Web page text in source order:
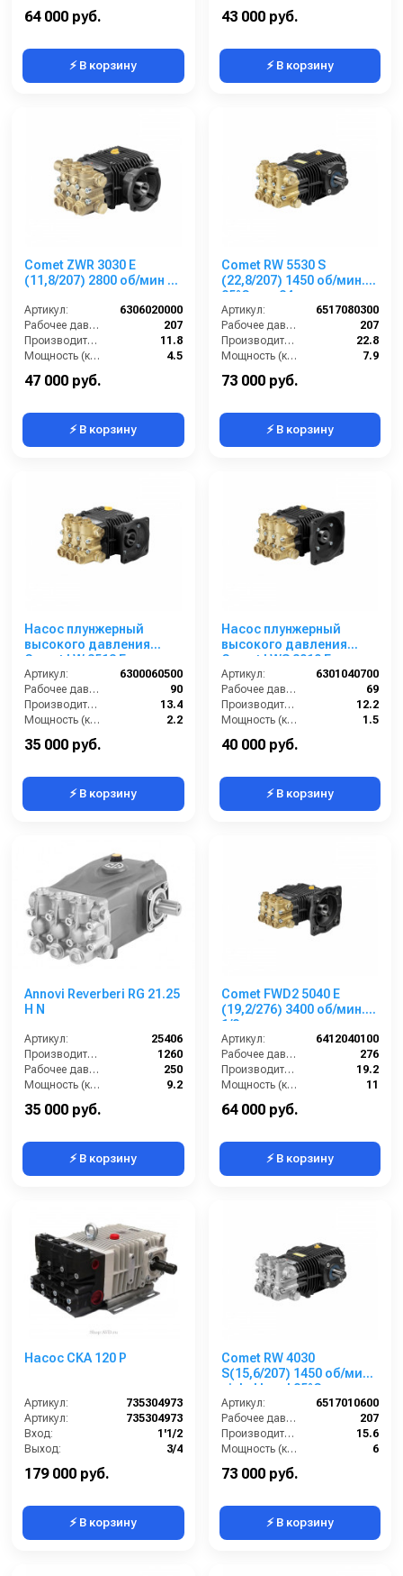
Обороты двигателя (об/мин):
64 000 руб.
⚡ В корзину
Обороты двигателя (об/мин):
43 000 руб.
⚡ В корзину
Comet ZWR 3030 E
(11,8/207) 2800 об/мин 28
Артикул:
6306020000
Рабочее давление (бар):
207
Производительность (л/мин):
11.8
Мощность (кВт):
4.5
Обороты двигателя (об/мин):
47 000 руб.
⚡ В корзину
Comet RW 5530 S
(22,8/207) 1450 об/мин.
85°C вал 24мм
Артикул:
6517080300
Рабочее давление (бар):
207
Производительность (л/мин):
22.8
Мощность (кВт):
7.9
Обороты двигателя (об/мин):
73 000 руб.
⚡ В корзину
Насос плунжерный
высокого давления
Comet LW 3513 E
(13,4/90); 1450 об/мин.
вал ø 24 мм п.в., алюм.
Артикул:
6300060500
Рабочее давление (бар):
90
Производительность (л/мин):
13.4
Мощность (кВт):
2.2
Обороты двигателя (об/мин):
35 000 руб.
⚡ В корзину
Насос плунжерный
высокого давления
Comet LWS 3010 E
(12,2/69) 1750 об/мин ø
5/8” п.в.
Артикул:
6301040700
Рабочее давление (бар):
69
Производительность (л/мин):
12.2
Мощность (кВт):
1.5
Обороты двигателя (об/мин):
40 000 руб.
⚡ В корзину
Annovi Reverberi RG 21.25
H N
Артикул:
25406
Производительность (л/ч):
1260
Рабочее давление (бар):
250
Мощность (кВт):
9.2
35 000 руб.
⚡ В корзину
Comet FWD2 5040 E
(19,2/276) 3400 об/мин.1”
1/8 п.в.
Артикул:
6412040100
Рабочее давление (бар):
276
Производительность (л/мин):
19.2
Мощность (кВт):
11
64 000 руб.
⚡ В корзину
Насос CKA 120 Р
Артикул:
735304973
Артикул:
735304973
Вход:
1'1/2
Выход:
3/4
179 000 руб.
⚡ В корзину
Comet RW 4030
S(15,6/207) 1450 об/мин.
nickel head 85°C вал
24мм
Артикул:
6517010600
Рабочее давление (бар):
207
Производительность (л/мин):
15.6
Мощность (кВт):
6
Обороты двигателя (об/мин):
73 000 руб.
⚡ В корзину